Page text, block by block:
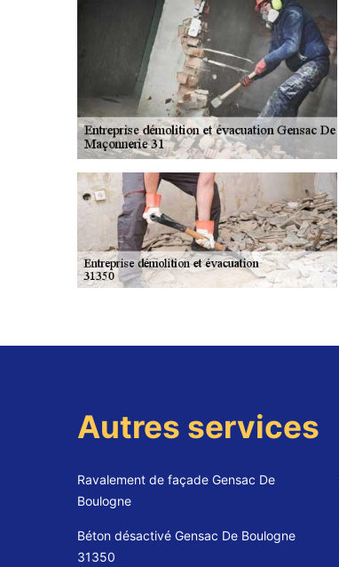
Autres services
Ravalement de façade Gensac De
Boulogne
Béton désactivé Gensac De Boulogne
31350